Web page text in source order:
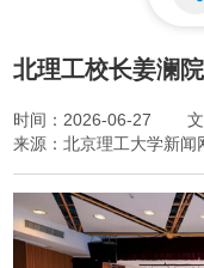
北理工校长姜澜
时间：2026-06-27 文
来源：北京理工大学新闻